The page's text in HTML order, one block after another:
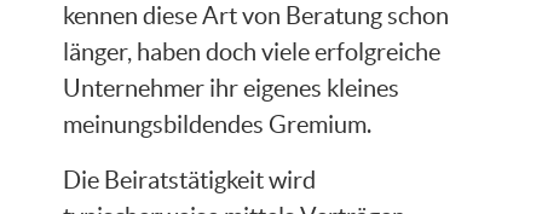
kennen diese Art von Beratung schon
länger, haben doch viele erfolgreiche
Unternehmer ihr eigenes kleines
meinungsbildendes Gremium.
Die Beiratstätigkeit wird